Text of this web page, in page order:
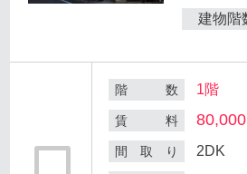
建物階
階 数 1階
賃 料
間 取 り 2DK